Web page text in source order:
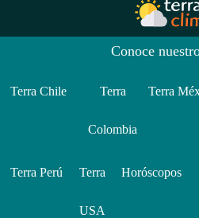
Conoce
Terra Chile Terra
Colombia
Terra
Terra Perú Terra
USA
Horóscopos